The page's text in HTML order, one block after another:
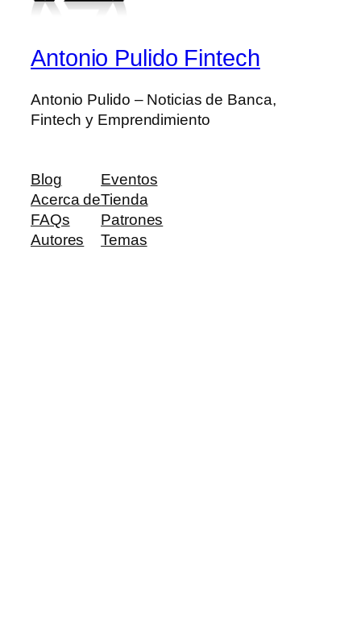
Antonio Pulido Fintech
Antonio Pulido – Noticias de Banca,
Fintech y Emprendimiento
Blog
Acerca de
FAQs
Autores
Eventos
Tienda
Patrones
Temas